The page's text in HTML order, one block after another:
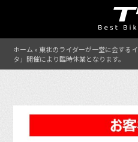
ホーム » 東北のライダーが一堂に会する
タ」開催により臨時休業となります。